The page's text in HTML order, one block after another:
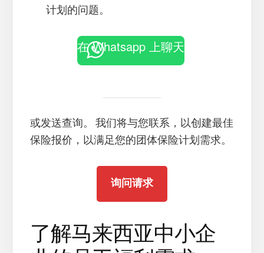
计划的问题。
在 Whatsapp 上聊天
或发送查询。 我们将与您联系，以创建最佳
保险报价，以满足您的团体保险计划需求。
询问请求
了解马来西亚中小企